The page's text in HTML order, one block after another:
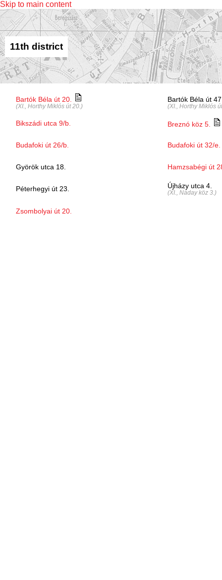
Skip to main content
11th district
Bartók Béla út 20.
(XI., Horthy Miklós út 20.)
Bartók Béla út
(XI., Horthy Miklós
Bikszádi utca 9/b. Breznó köz 5.
Budafoki út 26/b. Budafoki út 32/e.
Györök utca 18. Hamzsabégi út
Péterhegyi út 23. Újházy utca 4.
(XI., Náday köz 3.)
Zsombolyai út 20.